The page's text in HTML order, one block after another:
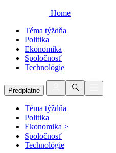
Home
Téma týždňa
Politika
Ekonomika
Spoločnosť
Technológie
Predplatné
Téma týždňa
Politika
Ekonomika >
Spoločnosť
Technológie